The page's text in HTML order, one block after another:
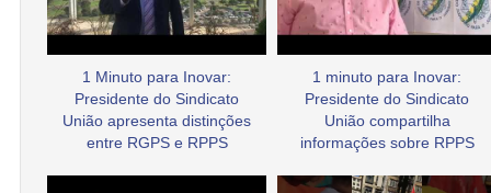
1 Minuto para Inovar:
Presidente do Sindicato
União apresenta distinções
entre RGPS e RPPS
1 minuto para Inovar:
Presidente do Sindicato
União compartilha
informações sobre RPPS